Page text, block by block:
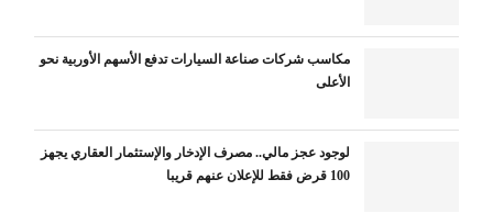
مكاسب شركات صناعة السيارات تدفع الأسهم الأوربية نحو
الأعلى
لوجود عجز مالي.. مصرف الإدخار والإستثمار العقاري يجهز
100 قرض فقط للإعلان عنهم قريبا